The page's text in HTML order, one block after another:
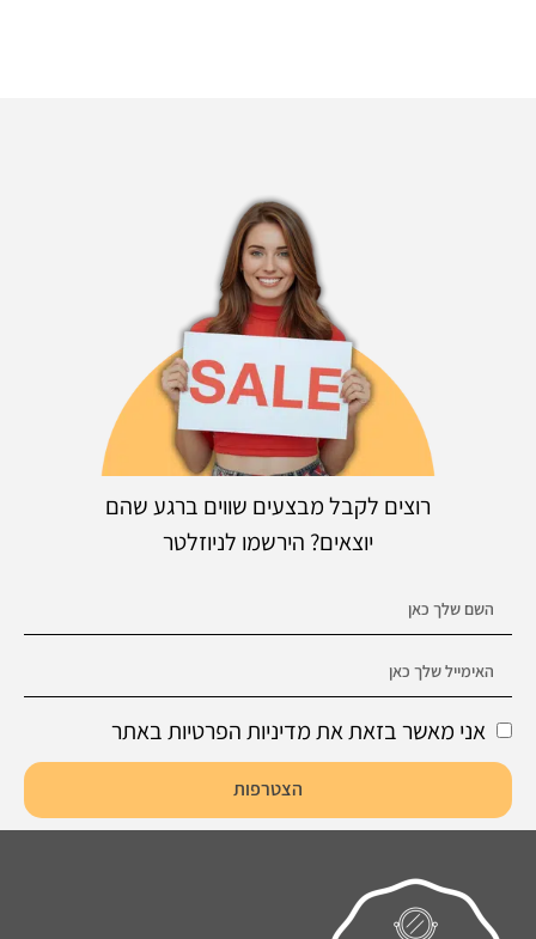
רוצים לקבל מבצעים שווים ברגע שהם
יוצאים? הירשמו לניוזלטר
אני מאשר בזאת את מדיניות הפרטיות באתר
הצטרפות